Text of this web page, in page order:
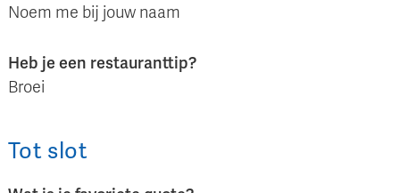
Noem me bij jouw naam
Heb je een restauranttip?
Broei
Tot slot